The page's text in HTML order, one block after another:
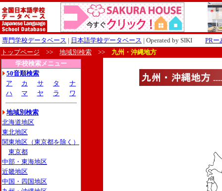
専門学校データベース | 日本語学校データベース | Operated by SIKI PRー
トップページ >> 地域別検索 >> 九州・沖縄地方
学校検索メニュー
50音順検索
ア
カ サ タ
ナ
ハ
マ ヤ ラ ワ
地域別検索
北海道地区
東北地区
関東地区（東京都を除く）
東京都
中部・東海地区
近畿地区
中国・四国地区